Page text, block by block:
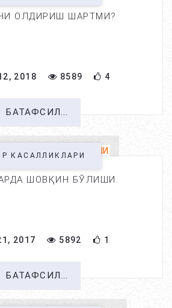
ОЛДИРИШ ШАРТМИ?
2018 8589 4
БАТАФСИЛ...
КАСАЛЛИКЛАРИ
ШОВҚИН БЎЛИШИ.
2017 5892 1
БАТАФСИЛ...